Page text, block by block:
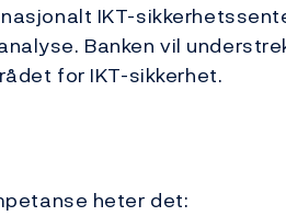
IKT-
Banken vil
for IKT-sikkerhet.
heter det: